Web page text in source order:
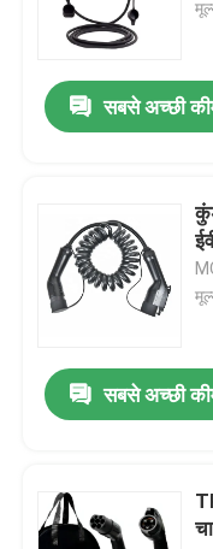
टाइप 2 टू टाइप 2 ईवी
टाइप 1 टू टाइप 2 ईवी
आरसीसीबी सर्किट ब्रेकर
टाइप 2 टेथर्ड केबल
सबसे अच्छी
सबसे अच्छी